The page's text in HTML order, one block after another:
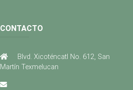
CONTACTO
Blvd. Xicoténcatl No. 612, San
Martín Texmelucan